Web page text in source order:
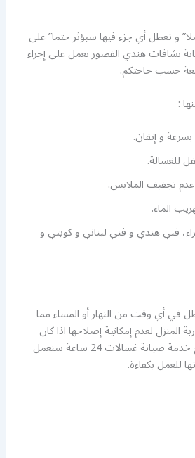
و تعطل أي جزء فيها سيؤثر حتما” على
نشافات هندي القصور نعمل على إجراء
حسب حاجتكم.
:
و إتقان.
للغسالة.
تجفيف الملابس.
الماء.
فني هندي و فني لبناني و كويتي و
في أي وقت من النهار أو المساء مما
المنزل لعدم إمكانية إصلاحها اذا كان
الوقت غير ملائم و لكن مع خدمة صيانة غسالات 24 ساعة سنعمل
للعمل بكفاءة.